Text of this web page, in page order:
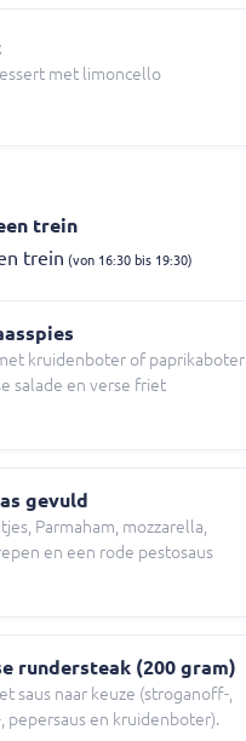
met limoncello
trein
trein (von 16:30 bis 19:30)
kruidenboter of paprikaboter
salade en verse friet
gevuld
Parmaham, mozzarella,
en een rode pestosaus
rundersteak (200 gram)
saus naar keuze (stroganoff-,
pepersaus en kruidenboter).